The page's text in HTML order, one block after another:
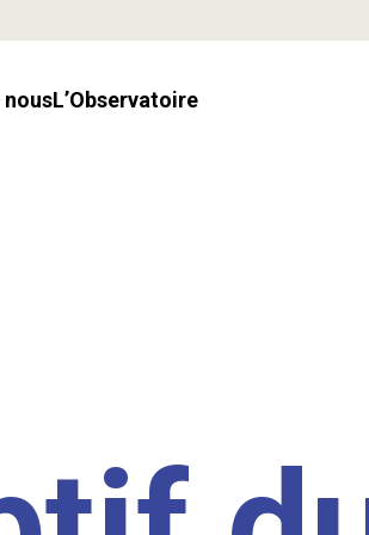
nous l’Observatoire